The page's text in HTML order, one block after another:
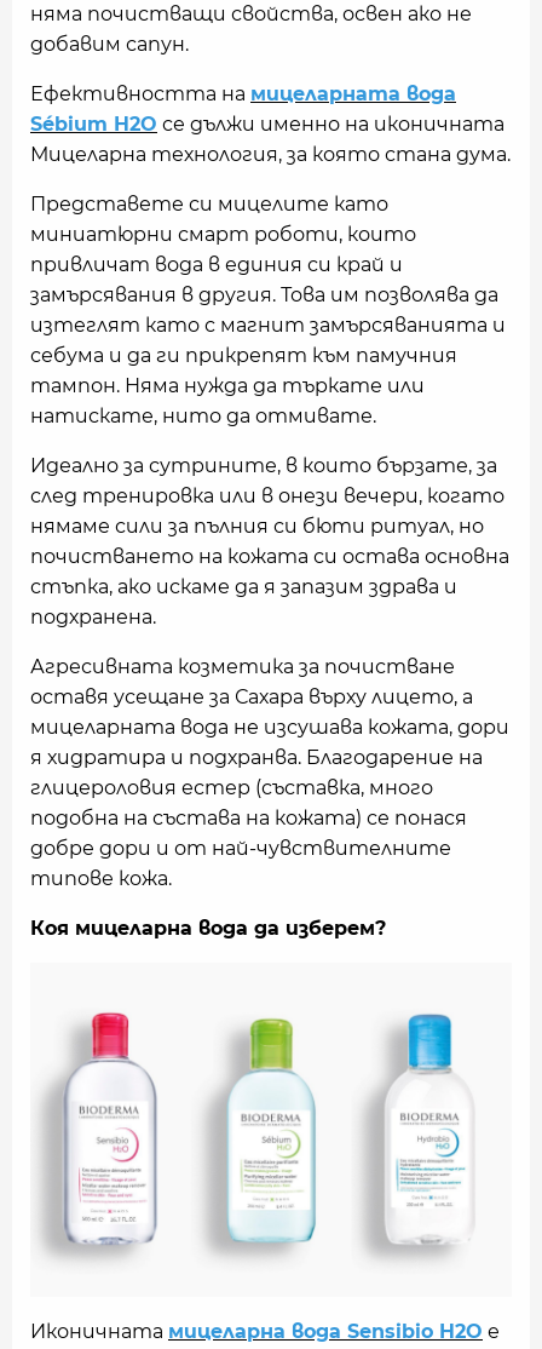
няма почистващи свойства, освен ако не
добавим сапун.
Ефективността на мицеларната вода
Sébium H2O се дължи именно на иконичната
Мицеларна технология, за която стана дума.
Представете си мицелите като
миниатюрни смарт роботи, които
привличат вода в единия си край и
замърсявания в другия. Това им позволява да
изтеглят като с магнит замърсяванията и
себума и да ги прикрепят към памучния
тампон. Няма нужда да търкате или
натискате, нито да отмивате.
Идеално за сутрините, в които бързате, за
след тренировка или в онези вечери, когато
нямаме сили за пълния си бюти ритуал, но
почистването на кожата си остава основна
стъпка, ако искаме да я запазим здрава и
подхранена.
Агресивната козметика за почистване
оставя усещане за Сахара върху лицето, а
мицеларната вода не изсушава кожата, дори
я хидратира и подхранва. Благодарение на
глицероловия естер (съставка, много
подобна на състава на кожата) се понася
добре дори и от най-чувствителните
типове кожа.
Коя мицеларна вода да изберем?
Иконичната мицеларна вода Sensibio H2O е